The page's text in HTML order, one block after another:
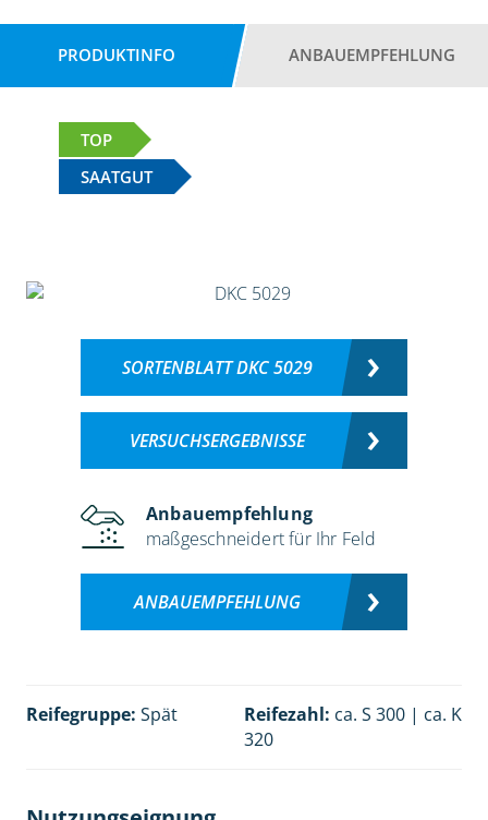
PRODUKTINFO ANBAUEMPFEHLUNG
TOP
SAATGUT
SORTENBLATT DKC 5029
VERSUCHSERGEBNISSE
Anbauempfehlung
maßgeschneidert für Ihr Feld
ANBAUEMPFEHLUNG
Reifegruppe: Spät Reifezahl: ca. S 300 | ca. K
320